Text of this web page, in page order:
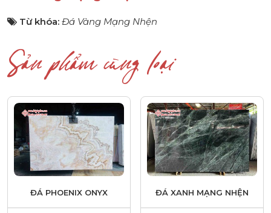
Từ khóa: Đá Vàng Mạng Nhện
Sản phẩm cùng loại
ĐÁ PHOENIX ONYX ĐÁ XANH MẠNG NHỆN